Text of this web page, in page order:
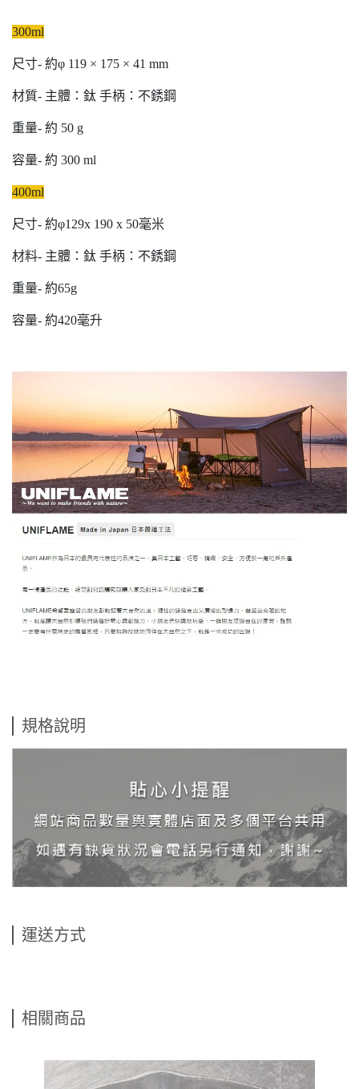
300ml
尺寸- 約φ 119 × 175 × 41 mm
材質- 主體：鈦 手柄：不銹鋼
重量- 約 50 g
容量- 約 300 ml
400ml
尺寸- 約φ129x 190 x 50毫米
材料- 主體：鈦 手柄：不銹鋼
重量- 約65g
容量- 約420毫升
規格說明
運送方式
相關商品